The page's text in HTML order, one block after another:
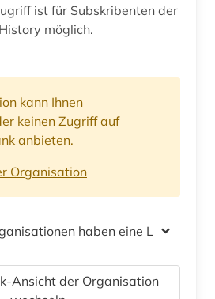
möglich.
kann Ihnen
keinen Zugriff auf
anbieten.
Organisation
haben eine Lizenz
Ansicht der Organisation